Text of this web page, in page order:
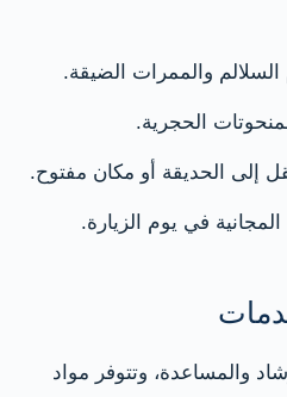
والممرات الضيقة.
الحجرية.
إلى الحديقة أو مكان مفتوح.
في يوم الزيارة.
والمساعدة، وتتوفر مواد